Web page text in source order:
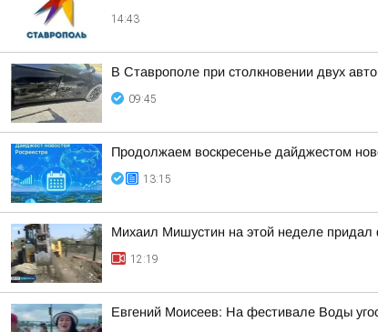
14:43
В Ставрополе при столкновении двух
09:45
Продолжаем воскресенье дайджестом
13:15
Михаил Мишустин на этой неделе придал
12:19
Евгений Моисеев: На фестивале Воды